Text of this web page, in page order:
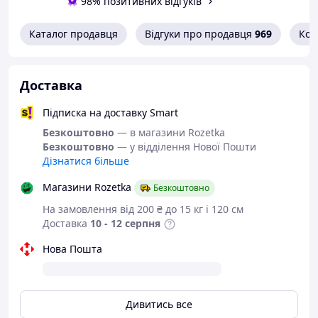
Або задайте запитання на
Всі товари магазину -->
Необхідний розмір
визначається за довжиною
устілки
Розміри в наявності і розмірну
сітку дивіться в описі
Крокси "Jose
Amorales".
Український аналог
Взуття від українського виробника.
Каталог продавця Відгуки про продавця 969
Доставка
Підписка на доставку Smart
Безкоштовно — в магазини Rozetka
Безкоштовно — у відділення Нової Пошти
Дізнатися більше
Магазини Rozetka
Безкоштовно
На замовлення від 200 ₴ до 15 кг і 120 см
Доставка 10 - 12 серпня
Нова Пошта
Дивитись все